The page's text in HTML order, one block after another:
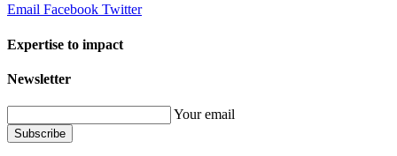
Email Facebook Twitter
Expertise to impact
Newsletter
Your email
Subscribe